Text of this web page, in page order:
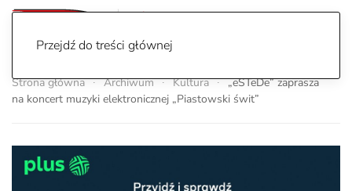
Przejdź do treści głównej
Strona główna Archiwum Kultura
„eSTeDe” zaprasza
na koncert muzyki elektronicznej „Piastowski świt”